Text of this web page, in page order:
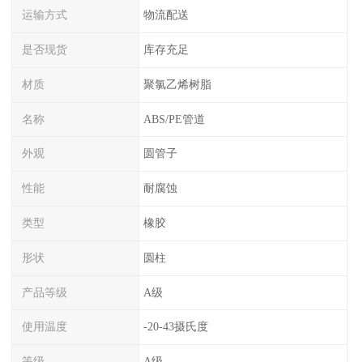
运输方式 物流配送
是否现货 库存充足
材质 聚氯乙烯树脂
名称 ABS/PE管道
外观 圆管子
性能 耐腐蚀
类型 橡胶
形状 圆柱
产品等级 A级
使用温度 -20-43摄氏度